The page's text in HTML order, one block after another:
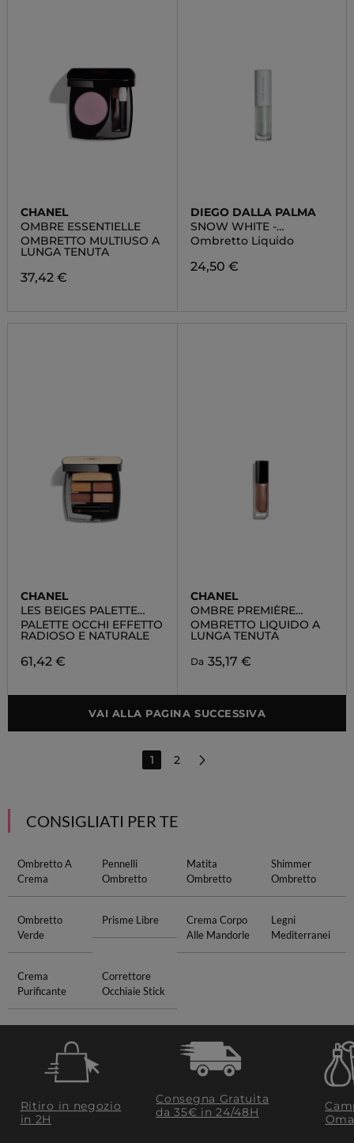
CHANEL
OMBRE ESSENTIELLE
OMBRETTO MULTIUSO A
LUNGA TENUTA
37,42 €
DIEGO DALLA PALMA
SNOW WHITE -
OMBRETTO LIQUIDO
PERLATO
Ombretto Liquido
24,50 €
CHANEL
LES BEIGES PALETTE
REGARD
PALETTE OCCHI EFFETTO
RADIOSO E NATURALE
61,42 €
CHANEL
OMBRE PREMIÈRE
LAQUE
OMBRETTO LIQUIDO A
LUNGA TENUTA
Da 35,17 €
VAI ALLA PAGINA SUCCESSIVA
1 2
CONSIGLIATI PER TE
Ombretto A
Crema
Pennelli
Ombretto
Matita
Ombretto
Shimmer
Ombretto
Ombretto
Verde
Prisme Libre
Crema Corpo
Alle Mandorle
Legni
Mediterranei
Crema
Purificante
Correttore
Occhiaie Stick
Ritiro in negozio
in 2H
Consegna Gratuita
da 35€​ in 24/48H